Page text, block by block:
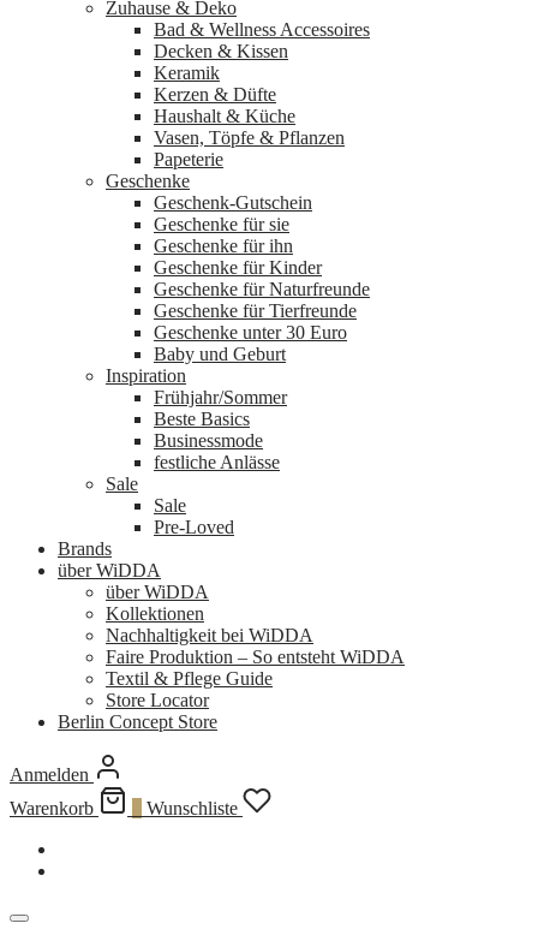
Zuhause & Deko
Bad & Wellness Accessoires
Decken & Kissen
Keramik
Kerzen & Düfte
Haushalt & Küche
Vasen, Töpfe & Pflanzen
Papeterie
Geschenke
Geschenk-Gutschein
Geschenke für sie
Geschenke für ihn
Geschenke für Kinder
Geschenke für Naturfreunde
Geschenke für Tierfreunde
Geschenke unter 30 Euro
Baby und Geburt
Inspiration
Frühjahr/Sommer
Beste Basics
Businessmode
festliche Anlässe
Sale
Sale
Pre-Loved
Brands
über WiDDA
über WiDDA
Kollektionen
Nachhaltigkeit bei WiDDA
Faire Produktion – So entsteht WiDDA
Textil & Pflege Guide
Store Locator
Berlin Concept Store
Anmelden
Warenkorb
Wunschliste